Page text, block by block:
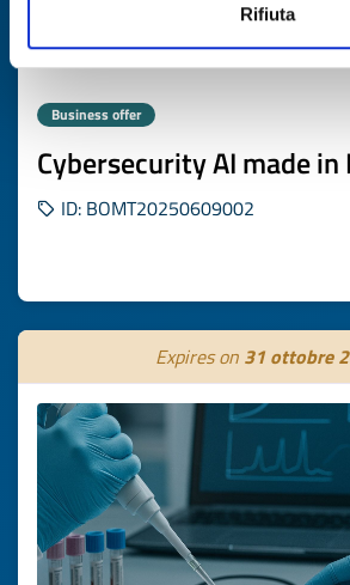
Rifiuta
Business offer
Cybersecurity AI made
ID: BOMT20250609002
Expires on 31 ottobre